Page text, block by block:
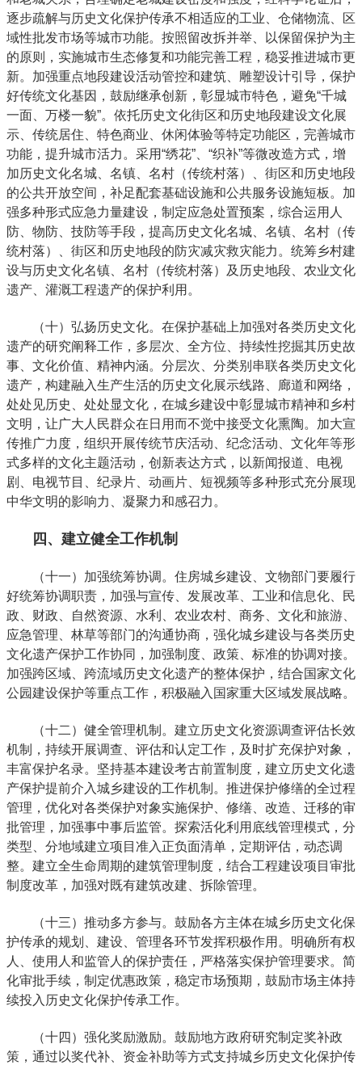
逐步疏解与历史文化保护传承不相适应的工业、仓储物流、区
域性批发市场等城市功能。按照留改拆并举、以保留保护为主
的原则，实施城市生态修复和功能完善工程，稳妥推进城市更
新。加强重点地段建设活动管控和建筑、雕塑设计引导，保护
好传统文化基因，鼓励继承创新，彰显城市特色，避免“千城
一面、万楼一貌”。依托历史文化街区和历史地段建设文化展
示、传统居住、特色商业、休闲体验等特定功能区，完善城市
功能，提升城市活力。采用“绣花”、“织补”等微改造方式，增
加历史文化名城、名镇、名村（传统村落）、街区和历史地段
的公共开放空间，补足配套基础设施和公共服务设施短板。加
强多种形式应急力量建设，制定应急处置预案，综合运用人
防、物防、技防等手段，提高历史文化名城、名镇、名村（传
统村落）、街区和历史地段的防灾减灾救灾能力。统筹乡村建
设与历史文化名镇、名村（传统村落）及历史地段、农业文化
遗产、灌溉工程遗产的保护利用。
（十）弘扬历史文化。在保护基础上加强对各类历史文化
遗产的研究阐释工作，多层次、全方位、持续性挖掘其历史故
事、文化价值、精神内涵。分层次、分类别串联各类历史文化
遗产，构建融入生产生活的历史文化展示线路、廊道和网络，
处处见历史、处处显文化，在城乡建设中彰显城市精神和乡村
文明，让广大人民群众在日用而不觉中接受文化熏陶。加大宣
传推广力度，组织开展传统节庆活动、纪念活动、文化年等形
式多样的文化主题活动，创新表达方式，以新闻报道、电视
剧、电视节目、纪录片、动画片、短视频等多种形式充分展现
中华文明的影响力、凝聚力和感召力。
四、建立健全工作机制
（十一）加强统筹协调。住房城乡建设、文物部门要履行
好统筹协调职责，加强与宣传、发展改革、工业和信息化、民
政、财政、自然资源、水利、农业农村、商务、文化和旅游、
应急管理、林草等部门的沟通协商，强化城乡建设与各类历史
文化遗产保护工作协同，加强制度、政策、标准的协调对接。
加强跨区域、跨流域历史文化遗产的整体保护，结合国家文化
公园建设保护等重点工作，积极融入国家重大区域发展战略。
（十二）健全管理机制。建立历史文化资源调查评估长效
机制，持续开展调查、评估和认定工作，及时扩充保护对象，
丰富保护名录。坚持基本建设考古前置制度，建立历史文化遗
产保护提前介入城乡建设的工作机制。推进保护修缮的全过程
管理，优化对各类保护对象实施保护、修缮、改造、迁移的审
批管理，加强事中事后监管。探索活化利用底线管理模式，分
类型、分地域建立项目准入正负面清单，定期评估，动态调
整。建立全生命周期的建筑管理制度，结合工程建设项目审批
制度改革，加强对既有建筑改建、拆除管理。
（十三）推动多方参与。鼓励各方主体在城乡历史文化保
护传承的规划、建设、管理各环节发挥积极作用。明确所有权
人、使用人和监管人的保护责任，严格落实保护管理要求。简
化审批手续，制定优惠政策，稳定市场预期，鼓励市场主体持
续投入历史文化保护传承工作。
（十四）强化奖励激励。鼓励地方政府研究制定奖补政
策，通过以奖代补、资金补助等方式支持城乡历史文化保护传